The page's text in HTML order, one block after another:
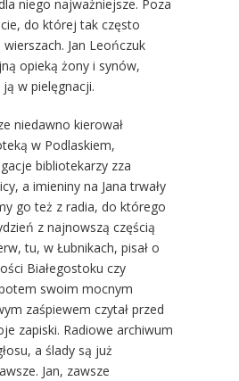
niego najważniejsze. Poza
do której tak często
Jan Leończuk
opieką żony i synów,
w pielęgnacji.
niedawno kierował
w Podlaskiem,
bibliotekarzy zza
a imieniny na Jana trwały
go też z radia, do którego
z najnowszą częścią
tu, w Łubnikach, pisał o
Białegostoku czy
swoim mocnym
zaśpiewem czytał przed
zapiski. Radiowe archiwum
a ślady są już
Jan, zawsze